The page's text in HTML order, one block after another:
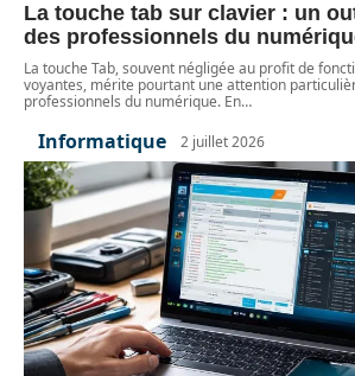
La touche tab sur clavier : un
des professionnels du
La touche Tab, souvent négligée au profit de
voyantes, mérite pourtant une attention
professionnels du numérique. En…
Informatique 2 juillet 2026